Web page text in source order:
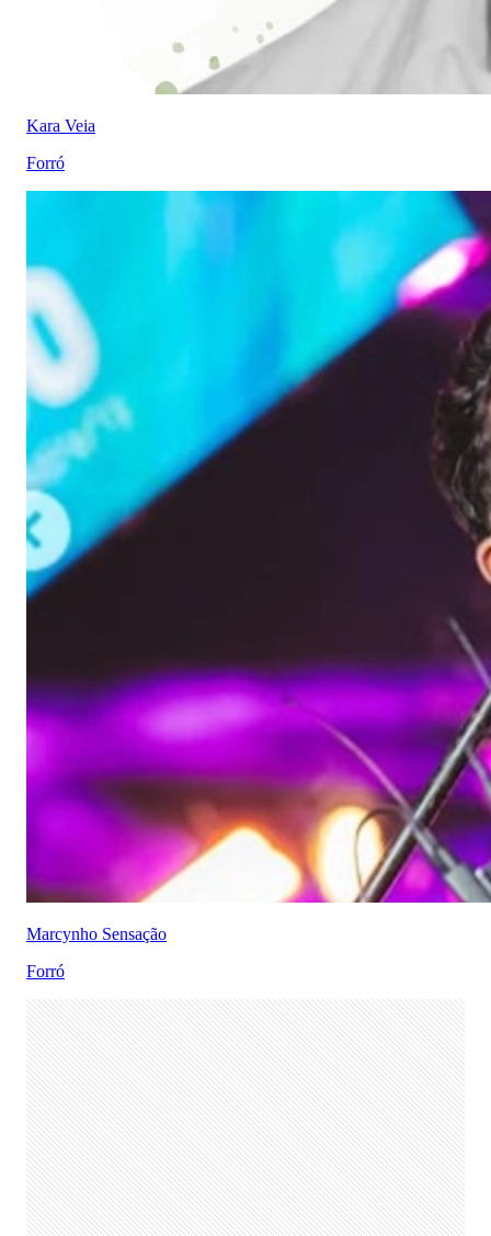
Kara Veia
Forró
Marcynho Sensação
Forró